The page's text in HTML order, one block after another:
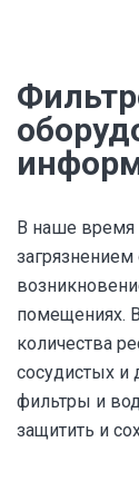
В наше время
помещениях.
количества
сосудистых и
фильтры и
защитить и